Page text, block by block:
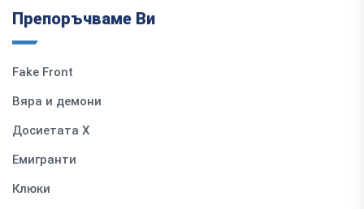
Препоръчваме Ви
Fake Front
Вяра и демони
Досиетата Х
Емигранти
Клюки